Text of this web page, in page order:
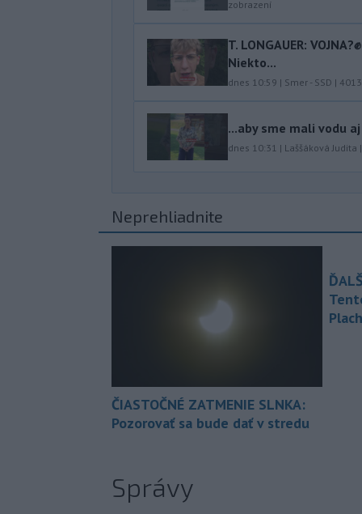
zobrazení
T. LONGAUER:
Niekto...
dnes 10:59 | Smer - SSD | 4013
...aby sme mali vodu
dnes 10:31 | Laššáková Judita |
Neprehliadnite
ČIASTOČNÉ ZATMENIE SLNKA:
Pozorovať sa bude dať v stredu
Správy